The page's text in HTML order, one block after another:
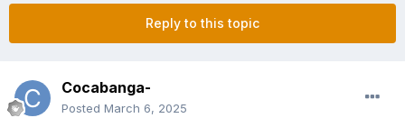
Reply to this topic
Cocabanga-
Posted March 6, 2025